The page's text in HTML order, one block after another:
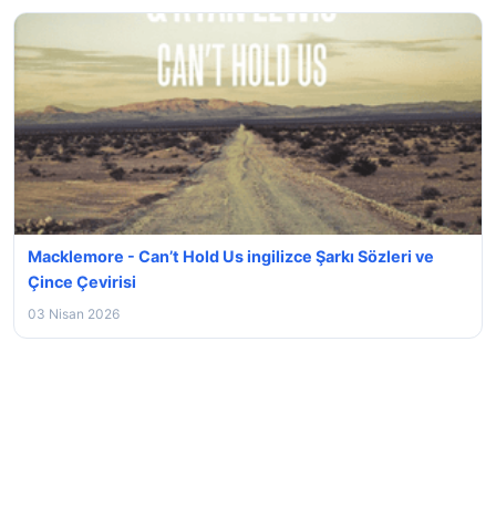
Macklemore - Can’t Hold Us ingilizce Şarkı Sözleri ve
Çince Çevirisi
03 Nisan 2026